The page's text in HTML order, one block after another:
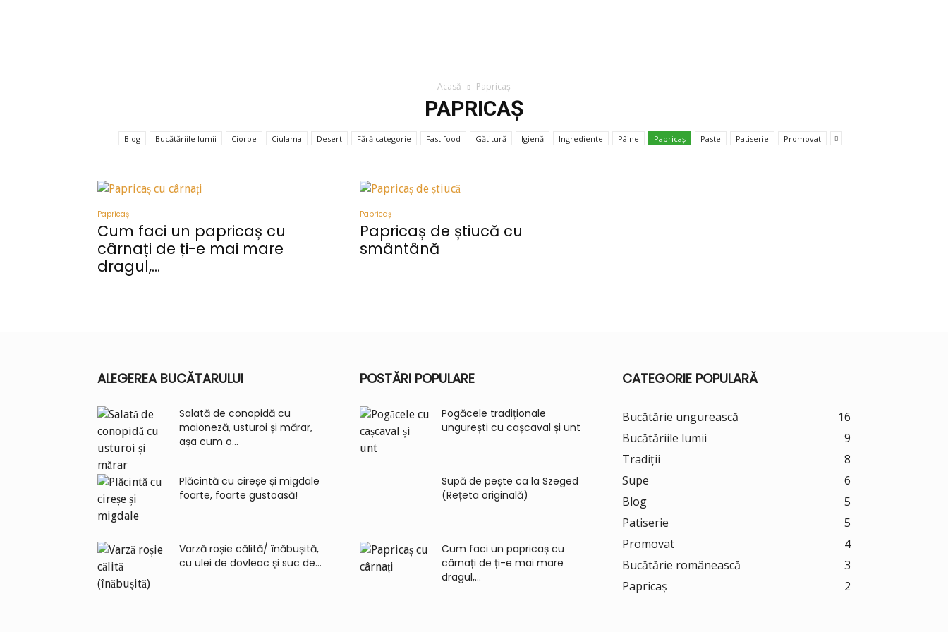
Acasă Papricaș
PAPRICAȘ
Blog Bucătăriile lumii Ciorbe Ciulama Desert Fără categorie Fast food Gătitură Igienă Ingrediente Pâine Papricaș Paste Patiserie Promovat
Papricaș
Cum faci un papricaș cu
cârnați de ți-e mai mare
dragul,...
Papricaș
Papricaș de știucă cu
smântână
ALEGEREA BUCĂTARULUI
Salată de conopidă cu
maioneză, usturoi și mărar,
așa cum o...
Plăcintă cu cireșe și migdale
foarte, foarte gustoasă!
Varză roșie călită/ înăbușită,
cu ulei de dovleac și suc de...
POSTĂRI POPULARE
Pogăcele tradiționale
ungurești cu cașcaval și unt
Supă de pește ca la Szeged
(Rețeta originală)
Cum faci un papricaș cu
cârnați de ți-e mai mare
dragul,...
CATEGORIE POPULARĂ
Bucătărie ungurească
16
Bucătăriile lumii
9
Tradiții
8
Supe
6
Blog
5
Patiserie
5
Promovat
4
Bucătărie românească
3
Papricaș
2